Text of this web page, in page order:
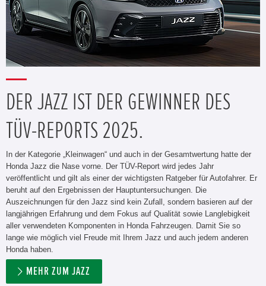
DER JAZZ IST DER GEWINNER DES
TÜV-REPORTS 2025.
In der Kategorie „Kleinwagen“ und auch in der Gesamtwertung hatte der
Honda Jazz die Nase vorne. Der TÜV-Report wird jedes Jahr
veröffentlicht und gilt als einer der wichtigsten Ratgeber für Autofahrer. Er
beruht auf den Ergebnissen der Hauptuntersuchungen. Die
Auszeichnungen für den Jazz sind kein Zufall, sondern basieren auf der
langjährigen Erfahrung und dem Fokus auf Qualität sowie Langlebigkeit
aller verwendeten Komponenten in Honda Fahrzeugen. Damit Sie so
lange wie möglich viel Freude mit Ihrem Jazz und auch jedem anderen
Honda haben.
MEHR ZUM JAZZ